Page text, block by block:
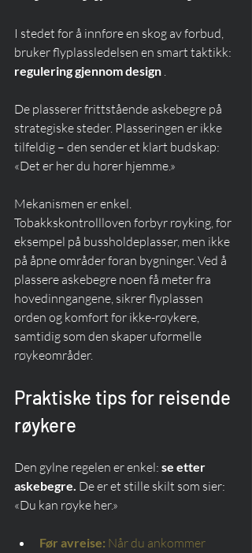
I stedet for å innføre en skog av forbud,
bruker flyplassledelsen en smart taktikk:
regulering gjennom design .
De plasserer frittstående askebegre på
strategiske steder. Plasseringen er ikke
tilfeldig – den sender et klart budskap:
«Det er her du hører hjemme.»
Mekanismen er enkel.
Tobakkskontrollloven forbyr røyking, for
eksempel på bussholdeplasser, men ikke
på åpne områder foran bygninger. Ved å
plassere askebegre noen få meter fra
hovedinngangene, sikrer flyplassen
orden og komfort for ikke-røykere,
samtidig som den skaper uformelle
røykeområder.
Praktiske tips for reisende
røykere
Den gylne regelen er enkel: se etter
askebegre. De er et stille skilt som sier:
«Du kan røyke her.»
Før avreise: Når du ankommer